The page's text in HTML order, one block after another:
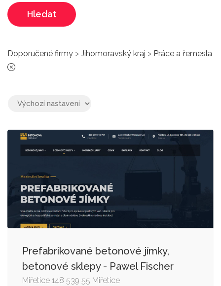
Hledat
Doporučené firmy > Jihomoravský kraj > Práce a řemesla
Prefabrikované betonové jímky,
betonové sklepy - Pawel Fischer
Miřetice 148 539 55 Miřetice